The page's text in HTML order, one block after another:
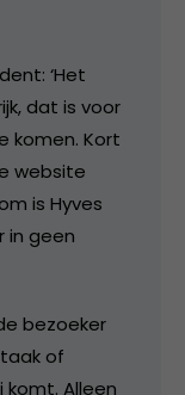
‘Het
dat is voor
komen. Kort
website
is Hyves
in geen
bezoeker
of
komt. Alleen